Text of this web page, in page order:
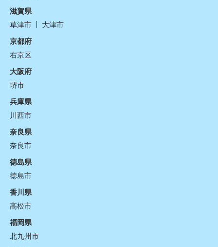
滋賀県
草津市
大津市
京都府
右京区
大阪府
堺市
兵庫県
川西市
奈良県
奈良市
徳島県
徳島市
香川県
高松市
福岡県
北九州市